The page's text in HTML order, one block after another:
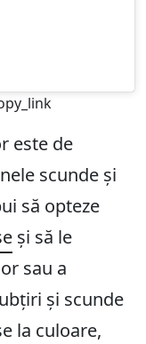
este de
scunde și
să opteze
și să le
sau a
și scunde
la culoare,